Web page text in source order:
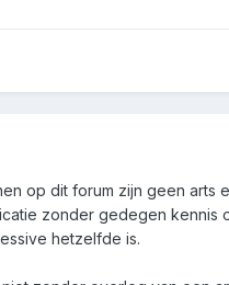
op dit forum zijn geen arts
zonder gedegen kennis
hetzelfde is.